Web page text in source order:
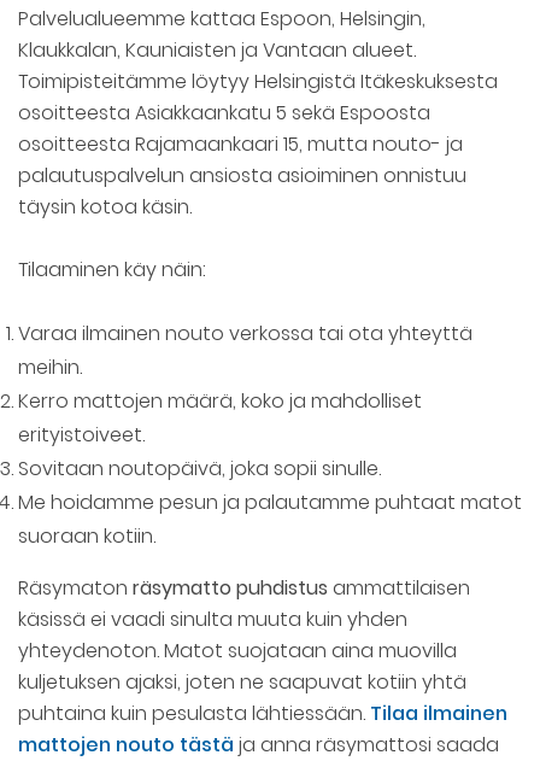
Palvelualueemme kattaa Espoon, Helsingin,
Klaukkalan, Kauniaisten ja Vantaan alueet.
Toimipisteitämme löytyy Helsingistä Itäkeskuksesta
osoitteesta Asiakkaankatu 5 sekä Espoosta
osoitteesta Rajamaankaari 15, mutta nouto- ja
palautuspalvelun ansiosta asioiminen onnistuu
täysin kotoa käsin.
Tilaaminen käy näin:
Varaa ilmainen nouto verkossa tai ota yhteyttä
meihin.
Kerro mattojen määrä, koko ja mahdolliset
erityistoiveet.
Sovitaan noutopäivä, joka sopii sinulle.
Me hoidamme pesun ja palautamme puhtaat matot
suoraan kotiin.
Räsymaton räsymatto puhdistus ammattilaisen
käsissä ei vaadi sinulta muuta kuin yhden
yhteydenoton. Matot suojataan aina muovilla
kuljetuksen ajaksi, joten ne saapuvat kotiin yhtä
puhtaina kuin pesulasta lähtiessään. Tilaa ilmainen
mattojen nouto tästä ja anna räsymattosi saada